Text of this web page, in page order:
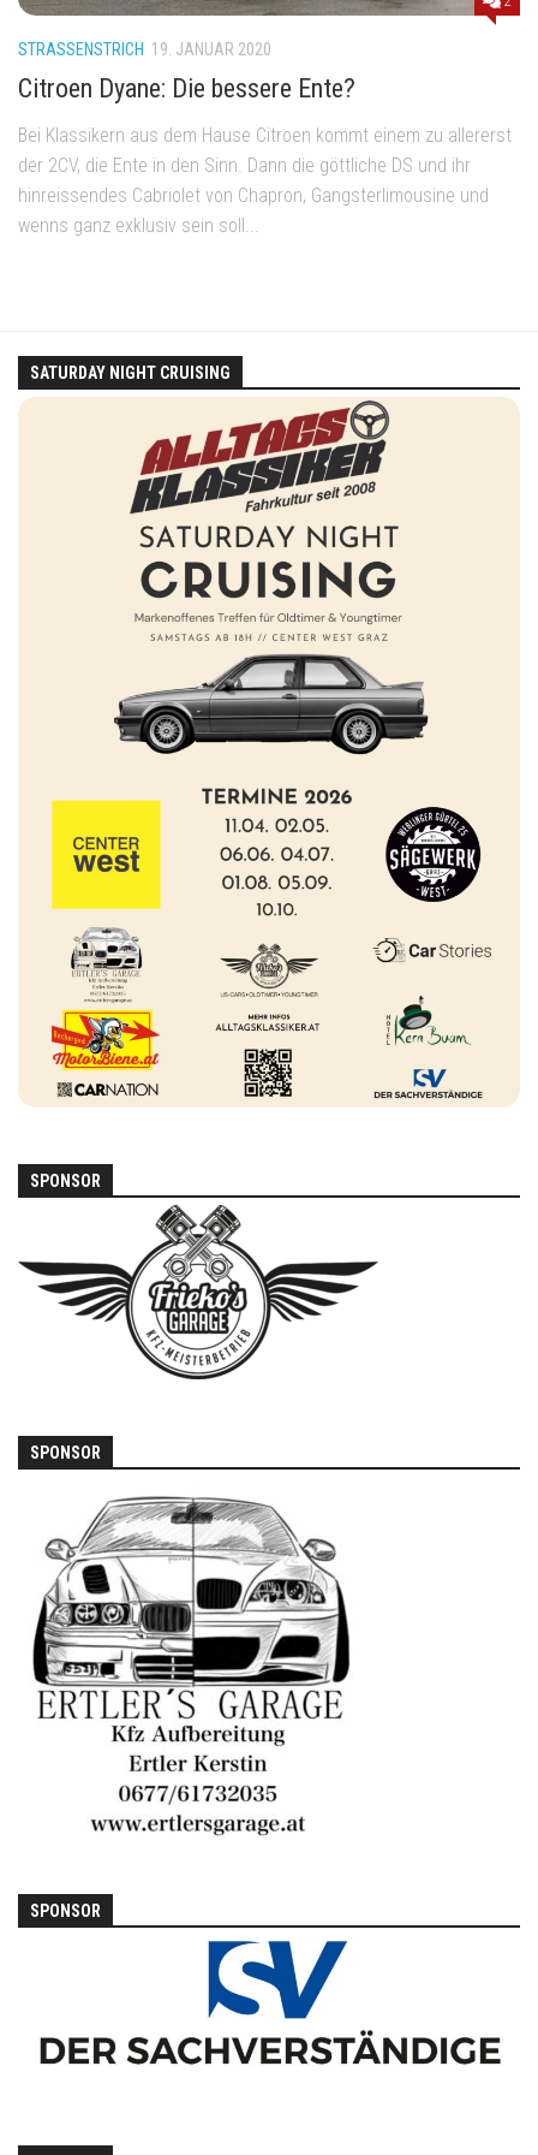
STRASSENSTRICH 19. JANUAR 2020
Citroen Dyane: Die bessere Ente?
Bei Klassikern aus dem Hause Citroen kommt einem zu allererst
der 2CV, die Ente in den Sinn. Dann die göttliche DS und ihr
hinreissendes Cabriolet von Chapron, Gangsterlimousine und
wenns ganz exklusiv sein soll...
SATURDAY NIGHT CRUISING
SPONSOR
SPONSOR
SPONSOR